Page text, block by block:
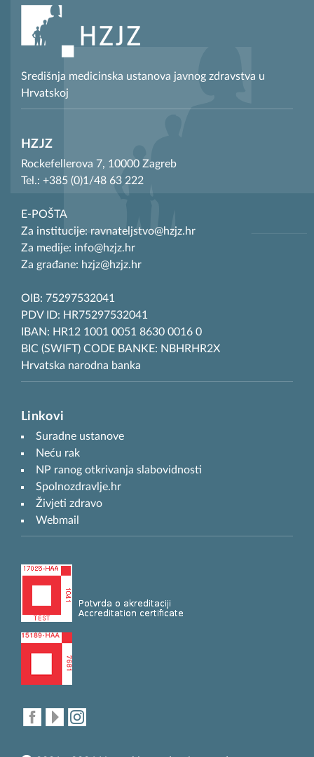
Središnja medicinska ustanova javnog zdravstva u
Hrvatskoj
HZJZ
Rockefellerova 7, 10000 Zagreb
Tel.: +385 (0)1/48 63 222
E-POŠTA
Za institucije: ravnateljstvo@hzjz.hr
Za medije: info@hzjz.hr
Za građane: hzjz@hzjz.hr
OIB: 75297532041
PDV ID: HR75297532041
IBAN: HR12 1001 0051 8630 0016 0
BIC (SWIFT) CODE BANKE: NBHRHR2X
Hrvatska narodna banka
Linkovi
Suradne ustanove
Neću rak
NP ranog otkrivanja slabovidnosti
Spolnozdravlje.hr
Živjeti zdravo
Webmail